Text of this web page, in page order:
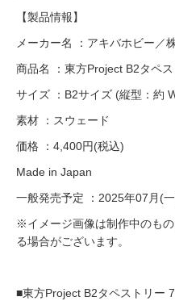
【製品情報】
メーカー名 ：アキバホビー／
商品名 ：東方Project B2タペ
サイズ ：B2サイズ (縦型：約
素材 ：スウェード
価格 ：4,400円(税込)
Made in Japan
一般発売予定 ：2025年07月(
※イメージ画像は制作中のも
る場合がございます。
■東方Project B2タペストリー